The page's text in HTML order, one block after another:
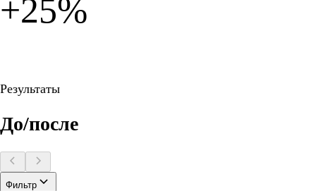
+25%
Результаты
До/после
Фильтр